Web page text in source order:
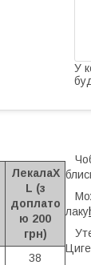
У
ЛекалаX
L (з
доплато
ю 200
грн)
38
лаку